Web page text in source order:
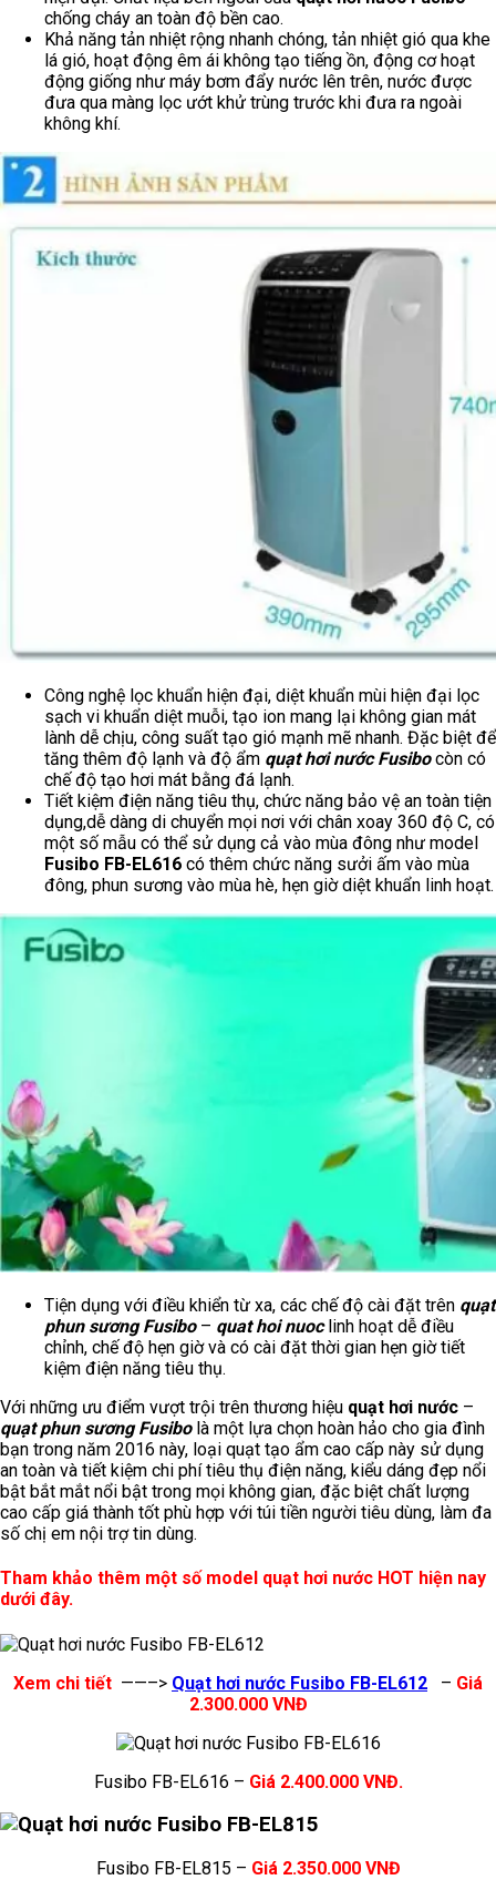
chống cháy an toàn độ bền cao.
Khả năng tản nhiệt rộng nhanh chóng, tản nhiệt gió qua khe
lá gió, hoạt động êm ái không tạo tiếng ồn, động cơ hoạt
động giống như máy bơm đẩy nước lên trên, nước được
đưa qua màng lọc ướt khử trùng trước khi đưa ra ngoài
không khí.
Công nghệ lọc khuẩn hiện đại, diệt khuẩn mùi hiện đại lọc
sạch vi khuẩn diệt muỗi, tạo ion mang lại không gian mát
lành dễ chịu, công suất tạo gió mạnh mẽ nhanh. Đặc biệt để
tăng thêm độ lạnh và độ ẩm quạt hơi nước Fusibocòn có
chế độ tạo hơi mát bằng đá lạnh.
Tiết kiệm điện năng tiêu thụ, chức năng bảo vệ an toàn tiện
dụng,dễ dàng di chuyển mọi nơi với chân xoay 360 độ C, có
một số mẫu có thể sử dụng cả vào mùa đông như model
Fusibo FB-EL616 có thêm chức năng sưởi ấm vào mùa
đông, phun sương vào mùa hè, hẹn giờ diệt khuẩn linh hoạt.
Tiện dụng với điều khiển từ xa, các chế độ cài đặt trên quạt
phun sương Fusibo– quat hoi nuoc linh hoạt dễ điều
chỉnh, chế độ hẹn giờ và có cài đặt thời gian hẹn giờ tiết
kiệm điện năng tiêu thụ.
Với những ưu điểm vượt trội trên thương hiệu quạt hơi nước –
quạt phun sương Fusibolà một lựa chọn hoàn hảo cho gia đình
bạn trong năm 2016 này, loại quạt tạo ẩm cao cấp này sử dụng
an toàn và tiết kiệm chi phí tiêu thụ điện năng, kiểu dáng đẹp nổi
bật bắt mắt nổi bật trong mọi không gian, đặc biệt chất lượng
cao cấp giá thành tốt phù hợp với túi tiền người tiêu dùng, làm đa
số chị em nội trợ tin dùng.
Tham khảo thêm một số model quạt hơi nước HOT hiện nay
dưới đây.
Xem chi tiết ——–> Quạt hơi nước Fusibo FB-EL612 – Giá
2.300.000 VNĐ
Fusibo FB-EL616 – Giá 2.400.000 VNĐ.
Fusibo FB-EL815 – Giá 2.350.000 VNĐ